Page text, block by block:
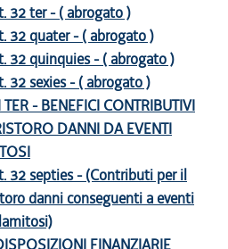
32 ter - ( abrogato )
32 quater - ( abrogato )
32 quinquies - ( abrogato )
32 sexies - ( abrogato )
TER - BENEFICI CONTRIBUTIVI
DANNI DA EVENTI
32 septies - (Contributi per il
danni conseguenti a eventi
FINANZIARIE